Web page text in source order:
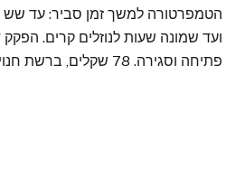
הטמפרטורה למשך זמן סביר: עד שש
ועד שמונה שעות לנוזלים קרים.
פתיחה וסגירה. 78 שקלים, ברשת חנויות “נעמן”.